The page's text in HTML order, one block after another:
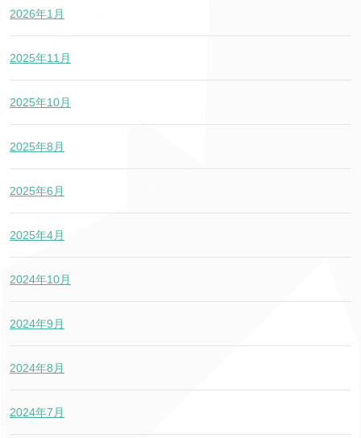
2026年1月
2025年11月
2025年10月
2025年8月
2025年6月
2025年4月
2024年10月
2024年9月
2024年8月
2024年7月